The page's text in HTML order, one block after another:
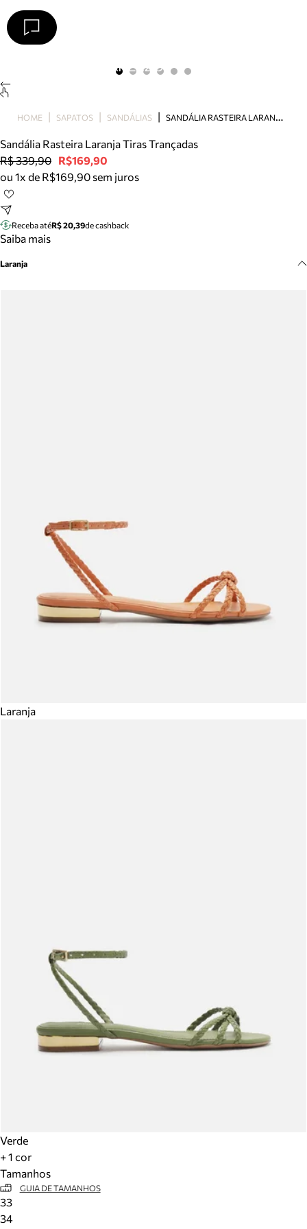
Papete
Scarpin
Mocassim
Bolsa
Tênis
Mule
Arezzo
HOME SAPATOS SANDÁLIAS S
ANDÁLIA RASTEIRA LARANJA TIRAS TRANÇADAS
Sandália Rasteira Laranja Tiras Trançadas
R$ 339,90 R$169,90
ou 1x de R$169,90 sem juros
Receba atéR$ 20,39de cashback
Saiba mais
Laranja
Laranja
Verde
+ 1 cor
Tamanhos
GUIA DE TAMANHOS
33
34